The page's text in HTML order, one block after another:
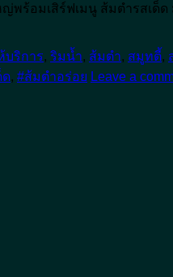
ร้อมเสิร์ฟเมนู ส้มตำรสเด็ด
บริการ, ริมน้ำ, ส้มตำ, สมูทตี้,
ด, #ส้มตำอร่อย Leave a